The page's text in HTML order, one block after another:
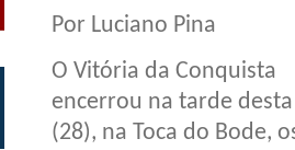
Por Luciano Pina
O Vitória da Conquista
encerrou na tarde
(28), na Toca do Bode,